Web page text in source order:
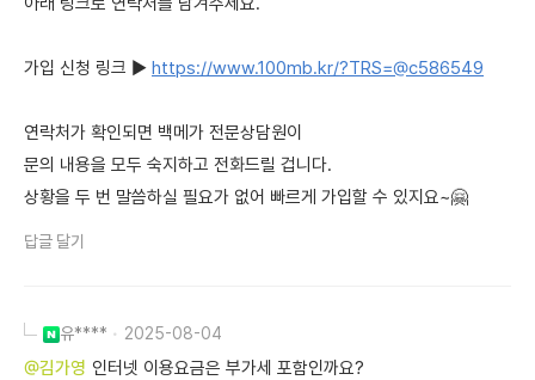
가입 신청 링크 ▶ https://www.100mb.kr/?TRS=@c586549
연락처가 확인되면 백메가 전문상담원이
문의 내용을 모두 숙지하고 전화드릴 겁니다.
상황을 두 번 말씀하실 필요가 없어 빠르게 가입할 수 있지요~🤗
답글 달기
유**** 2025-08-04
@김가영 인터넷 이용요금은 부가세 포함인까요?